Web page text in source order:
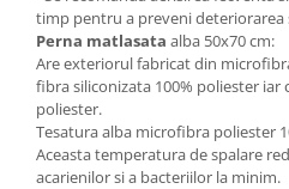
timp pentru a preveni deteriorarea
Perna matlasata alba 50x70 cm:
Are exteriorul fabricat din
fibra siliconizata 100% poliester iar
poliester.
Tesatura alba microfibra poliester
Aceasta temperatura de spalare
acarienilor si a bacteriilor la minim.